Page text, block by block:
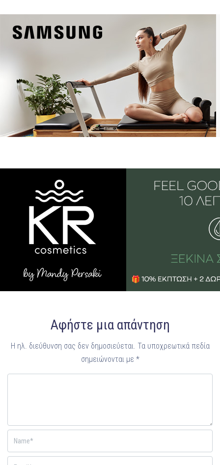
Αφήστε μια απάντηση
Η ηλ. διεύθυνση σας δεν δημοσιεύεται. Τα υποχρεωτικά πεδία
σημειώνονται με *